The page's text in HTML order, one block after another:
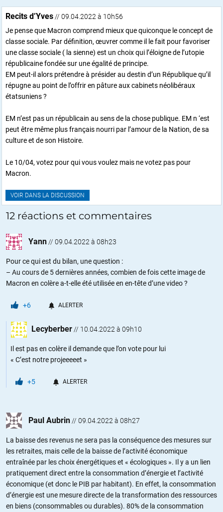
Recits d’Yves // 09.04.2022 à 10h56
Je pense que Macron comprend mieux que quiconque le concept de
classe sociale. Par définition, œuvrer comme il le fait pour favoriser
une classe sociale ( la sienne) est un choix qui l’éloigne de l’utopie
républicaine fondée sur une égalité de principe.
EM peut-il alors prétendre à présider au destin d’un République qu’il
répugne au point de l’offrir en pâture aux cabinets néolibéraux
étatsuniens ?
EM n’est pas un républicain au sens de la chose publique. EM n ‘est
peut être même plus français nourri par l’amour de la Nation, de sa
culture et de son Histoire.
Le 10/04, votez pour qui vous voulez mais ne votez pas pour
Macron.
VOIR DANS LA DISCUSSION
12 réactions et commentaires
Yann // 09.04.2022 à 08h23
Pour ce qui est du bilan, une question :
– Au cours de 5 dernières années, combien de fois cette image de
Macron en colère a-t-elle été utilisée en en-tête d’une video ?
+6 ALERTER
Lecyberber // 10.04.2022 à 09h10
Il est pas en colère il demande que l’on vote pour lui
« C’est notre projeeeeet »
+5 ALERTER
Paul Aubrin // 09.04.2022 à 08h27
La baisse des revenus ne sera pas la conséquence des mesures sur
les retraites, mais celle de la baisse de l’activité économique
entraînée par les choix énergétiques et « écologiques ». Il y a un lien
pratiquement direct entre la consommation d’énergie et l’activité
économique (et donc le PIB par habitant). En effet, la consommation
d’énergie est une mesure directe de la transformation des ressources
en biens (consommables ou durables). 80% de la consommation